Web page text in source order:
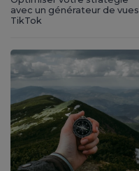
avec un générateur de vues
TikTok